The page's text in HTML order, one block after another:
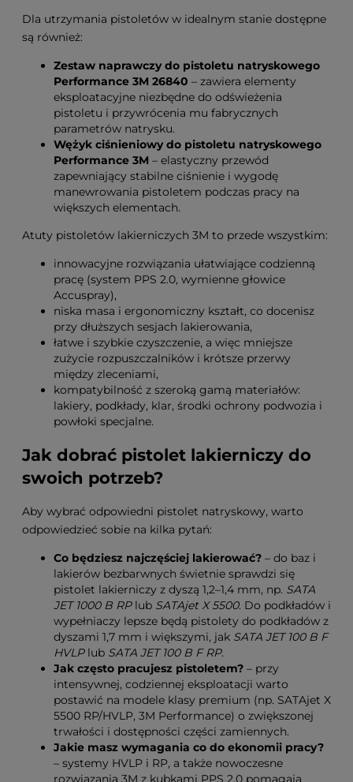
Dla utrzymania pistoletów w idealnym stanie dostępne
są również:
Zestaw naprawczy do pistoletu natryskowego
Performance 3M 26840 – zawiera elementy
eksploatacyjne niezbędne do odświeżenia
pistoletu i przywrócenia mu fabrycznych
parametrów natrysku.
Wężyk ciśnieniowy do pistoletu natryskowego
Performance 3M – elastyczny przewód
zapewniający stabilne ciśnienie i wygodę
manewrowania pistoletem podczas pracy na
większych elementach.
Atuty pistoletów lakierniczych 3M to przede wszystkim:
innowacyjne rozwiązania ułatwiające codzienną
pracę (system PPS 2.0, wymienne głowice
Accuspray),
niska masa i ergonomiczny kształt, co docenisz
przy dłuższych sesjach lakierowania,
łatwe i szybkie czyszczenie, a więc mniejsze
zużycie rozpuszczalników i krótsze przerwy
między zleceniami,
kompatybilność z szeroką gamą materiałów:
lakiery, podkłady, klar, środki ochrony podwozia i
powłoki specjalne.
Jak dobrać pistolet lakierniczy do
swoich potrzeb?
Aby wybrać odpowiedni pistolet natryskowy, warto
odpowiedzieć sobie na kilka pytań:
Co będziesz najczęściej lakierować? – do baz i
lakierów bezbarwnych świetnie sprawdzi się
pistolet lakierniczy z dyszą 1,2–1,4 mm, np. SATA
JET 1000 B RPlub SATAjet X 5500. Do podkładów i
wypełniaczy lepsze będą pistolety do podkładów z
dyszami 1,7 mm i większymi, jak SATA JET 100 B F
HVLPlub SATA JET 100 B F RP.
Jak często pracujesz pistoletem? – przy
intensywnej, codziennej eksploatacji warto
postawić na modele klasy premium (np. SATAjet X
5500 RP/HVLP, 3M Performance) o zwiększonej
trwałości i dostępności części zamiennych.
Jakie masz wymagania co do ekonomii pracy?
– systemy HVLP i RP, a także nowoczesne
rozwiązania 3M z kubkami PPS 2.0 pomagają